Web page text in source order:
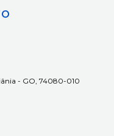
- GO, 74080-010